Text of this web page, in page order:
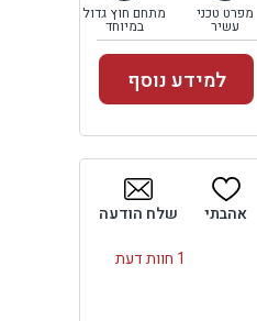
מפרט טכני
עשיר
מתחם חוץ גדול
במיוחד
למידע נוסף
1 חוות דעת
אהבתי שלח הודעה